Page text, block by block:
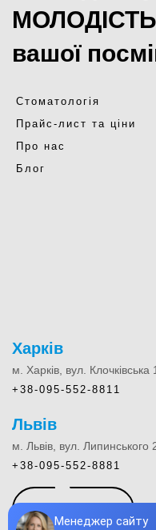
МОЛОДІСТЬ
вашої
Стоматологія
Прайс-лист та ціни
Про нас
Блог
Харків
м. Харків, вул. Клочківська
+38-095-552-8811
Львів
м. Львів, вул. Липинського
+38-095-552-8881
КОНТАКТИ